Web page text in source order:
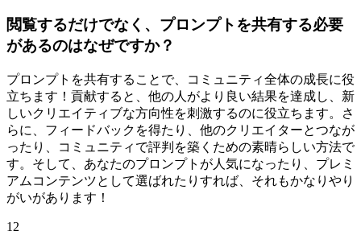
閲覧するだけでなく、プロンプトを共有する必要
があるのはなぜですか？
プロンプトを共有することで、コミュニティ全体の成長に役
立ちます！貢献すると、他の人がより良い結果を達成し、新
しいクリエイティブな方向性を刺激するのに役立ちます。さ
らに、フィードバックを得たり、他のクリエイターとつなが
ったり、コミュニティで評判を築くための素晴らしい方法で
す。そして、あなたのプロンプトが人気になったり、プレミ
アムコンテンツとして選ばれたりすれば、それもかなりやり
がいがあります！
12